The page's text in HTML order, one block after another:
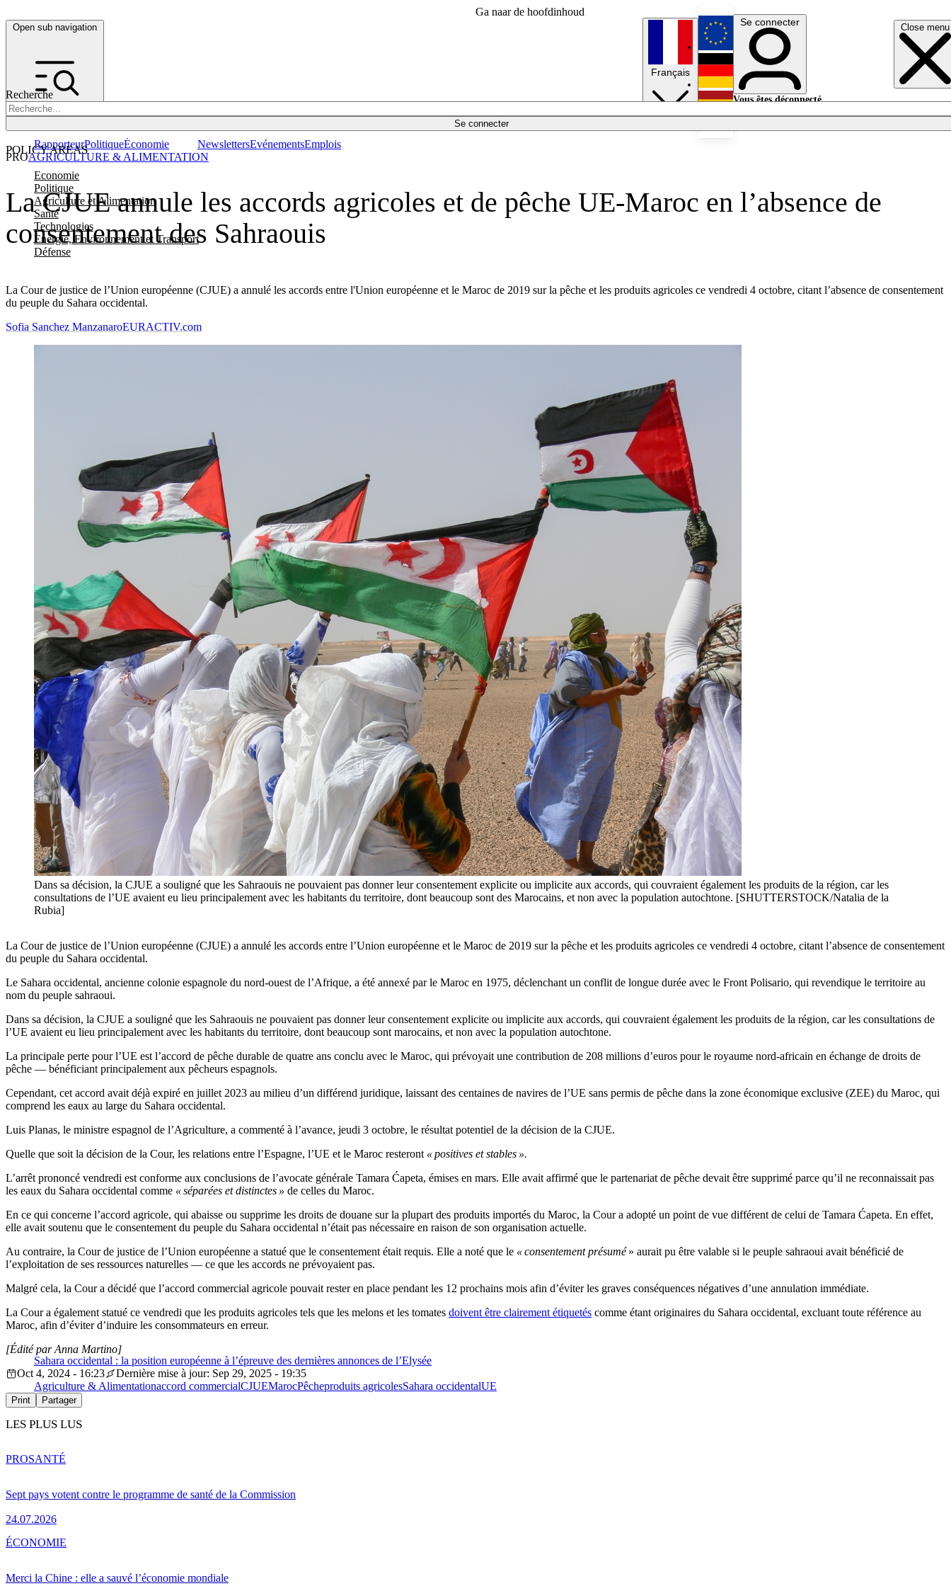
Ga naar de hoofdinhoud
Open sub navigation Close menu
Recherche
Se connecter
POLICY AREAS
Economie
Politique
Agriculture et Alimentation
Santé
Technologies
Energie, Environnement et Transport
Défense
RapporteurPolitiqueÉconomie NewslettersEvénementsEmplois
Français
English
Deutsch
Se connecter
Vous êtes déconnecté.
La CJUE annule les accords agricoles et de pêche UE-Maroc en l’absence de
consentement des Sahraouis
La Cour de justice de l’Union européenne (CJUE) a annulé les accords entre l'Union européenne et le Maroc de 2019 sur la pêche et les produits agricoles ce vendredi 4 octobre, citant l’absence de consentement
du peuple du Sahara occidental.
PROAGRICULTURE & ALIMENTATION
Sofia Sanchez ManzanaroEURACTIV.com
Dans sa décision, la CJUE a souligné que les Sahraouis ne pouvaient pas donner leur consentement explicite ou implicite aux accords, qui couvraient également les produits de la région, car les
consultations de l’UE avaient eu lieu principalement avec les habitants du territoire, dont beaucoup sont des Marocains, et non avec la population autochtone. [SHUTTERSTOCK/Natalia de la
Rubia]
La Cour de justice de l’Union européenne (CJUE) a annulé les accords entre l’Union européenne et le Maroc de 2019 sur la pêche et les produits agricoles ce vendredi 4 octobre, citant l’absence de consentement
du peuple du Sahara occidental.
Le Sahara occidental, ancienne colonie espagnole du nord-ouest de l’Afrique, a été annexé par le Maroc en 1975, déclenchant un conflit de longue durée avec le Front Polisario, qui revendique le territoire au
nom du peuple sahraoui.
Dans sa décision, la CJUE a souligné que les Sahraouis ne pouvaient pas donner leur consentement explicite ou implicite aux accords, qui couvraient également les produits de la région, car les consultations de
l’UE avaient eu lieu principalement avec les habitants du territoire, dont beaucoup sont marocains, et non avec la population autochtone.
La principale perte pour l’UE est l’accord de pêche durable de quatre ans conclu avec le Maroc, qui prévoyait une contribution de 208 millions d’euros pour le royaume nord-africain en échange de droits de
pêche — bénéficiant principalement aux pêcheurs espagnols.
Cependant, cet accord avait déjà expiré en juillet 2023 au milieu d’un différend juridique, laissant des centaines de navires de l’UE sans permis de pêche dans la zone économique exclusive (ZEE) du Maroc, qui
comprend les eaux au large du Sahara occidental.
Luis Planas, le ministre espagnol de l’Agriculture, a commenté à l’avance, jeudi 3 octobre, le résultat potentiel de la décision de la CJUE.
Quelle que soit la décision de la Cour, les relations entre l’Espagne, l’UE et le Maroc resteront « positives et stables ».
L’arrêt prononcé vendredi est conforme aux conclusions de l’avocate générale Tamara Ćapeta, émises en mars. Elle avait affirmé que le partenariat de pêche devait être supprimé parce qu’il ne reconnaissait pas
les eaux du Sahara occidental comme « séparées et distinctes » de celles du Maroc.
En ce qui concerne l’accord agricole, qui abaisse ou supprime les droits de douane sur la plupart des produits importés du Maroc, la Cour a adopté un point de vue différent de celui de Tamara Ćapeta. En effet,
elle avait soutenu que le consentement du peuple du Sahara occidental n’était pas nécessaire en raison de son organisation actuelle.
Au contraire, la Cour de justice de l’Union européenne a statué que le consentement était requis. Elle a noté que le « consentement présumé» aurait pu être valable si le peuple sahraoui avait bénéficié de
l’exploitation de ses ressources naturelles — ce que les accords ne prévoyaient pas.
Malgré cela, la Cour a décidé que l’accord commercial agricole pouvait rester en place pendant les 12 prochains mois afin d’éviter les graves conséquences négatives d’une annulation immédiate.
La Cour a également statué ce vendredi que les produits agricoles tels que les melons et les tomates doivent être clairement étiquetés comme étant originaires du Sahara occidental, excluant toute référence au
Maroc, afin d’éviter d’induire les consommateurs en erreur.
Sahara occidental : la position européenne à l’épreuve des dernières annonces de l’Elysée
[Édité par Anna Martino]
Oct 4, 2024 - 16:23
Dernière mise à jour: Sep 29, 2025 - 19:35
Agriculture & Alimentationaccord commercialCJUEMarocPêcheproduits agricolesSahara occidentalUE
Print Partager
LES PLUS LUS
Sept pays votent contre le programme de santé de la Commission
24.07.2026
PROSANTÉ
Merci la Chine : elle a sauvé l’économie mondiale
ÉCONOMIE